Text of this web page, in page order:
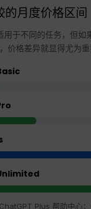
的月度价格区间
用于不同的任务，但如
价格差异就显得尤为重
Plus 帮助中心